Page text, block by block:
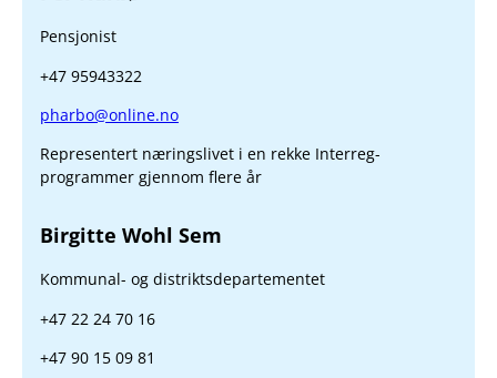
Pensjonist
+47 95943322
pharbo@online.no
Representert næringslivet i en rekke Interreg-
programmer gjennom flere år
Birgitte Wohl Sem
Kommunal- og distriktsdepartementet
+47 22 24 70 16
+47 90 15 09 81